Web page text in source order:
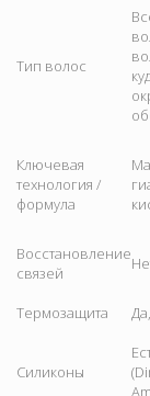
Тип волос
Ключевая
технология /
формула
Восстановление
связей
Термозащита
Силиконы